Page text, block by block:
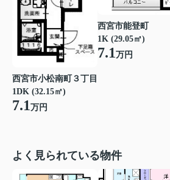
西宮市小松南町３丁目
1DK (32.15㎡)
7.1万円
西宮市能登町
1K (29.05㎡)
7.1万円
よく見られている物件